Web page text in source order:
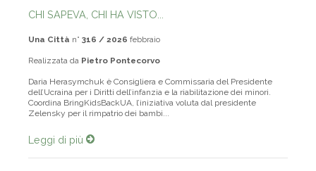
CHI SAPEVA, CHI HA VISTO...
Una Città n° 316 / 2026 febbraio
Realizzata da Pietro Pontecorvo
Daria Herasymchuk è Consigliera e Commissaria del Presidente
dell’Ucraina per i Diritti dell’infanzia e la riabilitazione dei minori.
Coordina BringKidsBackUA, l’iniziativa voluta dal presidente
Zelensky per il rimpatrio dei bambi...
Leggi di più